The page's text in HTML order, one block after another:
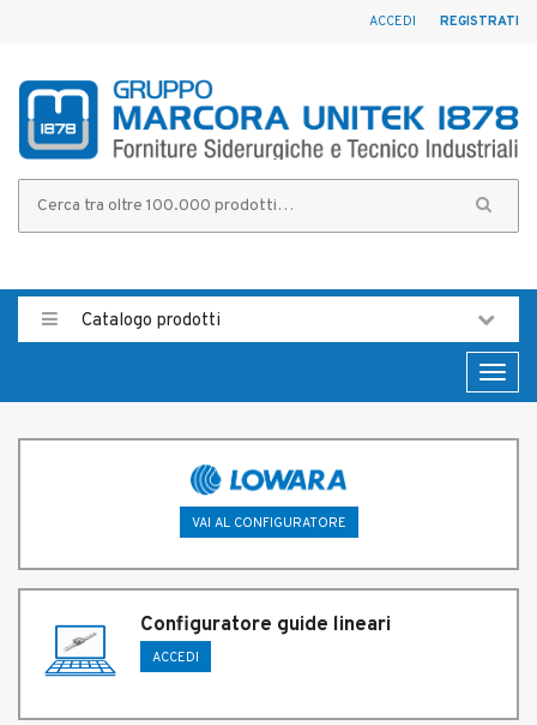
REGISTRATI
ACCEDI
Catalogo prodotti
VAI AL CONFIGURATORE
Configuratore guide lineari
ACCEDI